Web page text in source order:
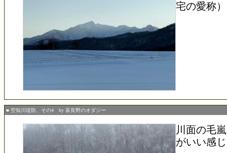
宅の愛称
■ 空知川堤防、その4 by 富良野のオダジー
川面の毛
がいい感